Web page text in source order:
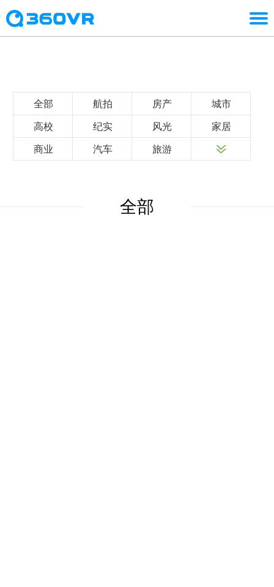
全部 航拍 房产 城市
高校 纪实 风光 家居
商业 汽车 旅游
全部